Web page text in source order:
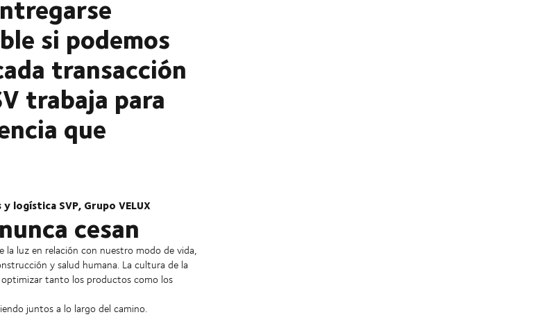
si podemos
transacción
trabaja para
que
Grupo VELUX
cesan
la luz en relación con nuestro modo de vida,
y salud humana. La cultura de la
tanto los productos como los
juntos a lo largo del camino.